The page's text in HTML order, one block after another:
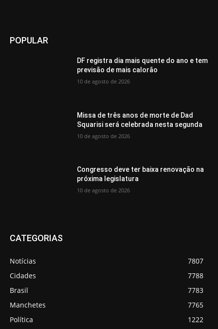
POPULAR
DF registra dia mais quente do ano e tem
previsão de mais calorão
10 de agosto de 2026
Missa de três anos de morte de Dad
Squarisi será celebrada nesta segunda
10 de agosto de 2026
Congresso deve ter baixa renovação na
próxima legislatura
10 de agosto de 2026
CATEGORIAS
Notícias
7807
Cidades
7788
Brasil
7783
Manchetes
7765
Política
1222